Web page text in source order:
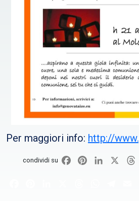
Per maggiori info: http://
condividi su FacebookPinterestLinkedIn